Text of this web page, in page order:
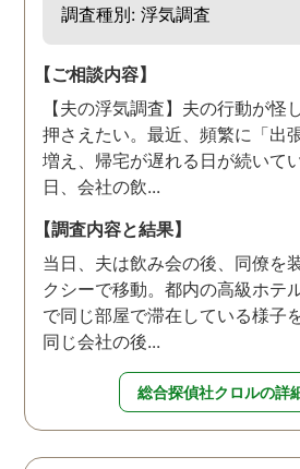
調査種別: 浮気調査
【ご相談内容】
【夫の浮気調査】夫の行動が怪
押さえたい。最近、頻繁に「出
増え、帰宅が遅れる日が続いて
日、会社の飲...
【調査内容と結果】
当日、夫は飲み会の後、同僚を
クシーで移動。都内の高級ホテ
で同じ部屋で滞在している様子
同じ会社の後...
総合探偵社クロルの詳